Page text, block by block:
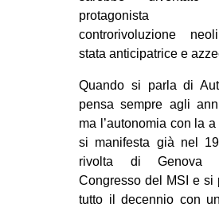
controrivoluzione
stata anticipatrice e
Quando si parla di
pensa sempre agli
ma l’autonomia con la
si manifesta già nel
rivolta di Genova
Congresso del MSI e si
tutto il decennio con